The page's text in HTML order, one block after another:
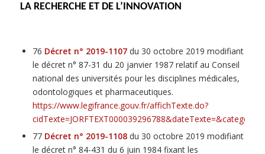
LA RECHERCHE ET DE L’INNOVATION
76 Décret n° 2019-1107du 30 octobre 2019 modifiant
le décret n° 87-31 du 20 janvier 1987 relatif au Conseil
national des universités pour les disciplines médicales,
odontologiques et pharmaceutiques.
https://www.legifrance.gouv.fr/affichTexte.do?
77 Décret n° 2019-1108du 30 octobre 2019 modifiant
le décret n° 84-431 du 6 juin 1984 fixant les